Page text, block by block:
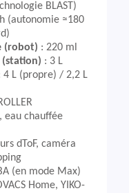
BLAST)
(autonomie ≈180
(robot) : 220 ml
(station) : 3 L
4 L (propre) / 2,2 L
eau chauffée
dToF, caméra
(en mode Max)
Home, YIKO-